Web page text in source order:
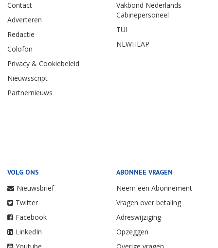
Contact
Adverteren
Redactie
Colofon
Privacy & Cookiebeleid
Nieuwsscript
Partnernieuws
Vakbond Nederlands
Cabinepersoneel
TUI
NEWHEAP
VOLG ONS
Nieuwsbrief
Twitter
Facebook
LinkedIn
ABONNEE VRAGEN
Neem een Abonnement
Vragen over betaling
Adreswijziging
Opzeggen